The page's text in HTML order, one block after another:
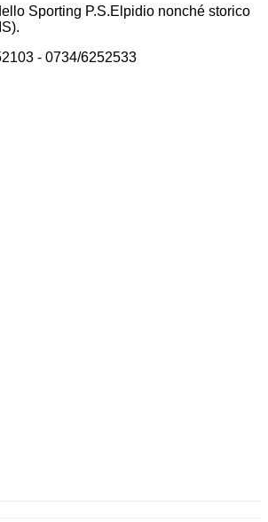
Sporting P.S.Elpidio nonché storico
- 0734/6252533